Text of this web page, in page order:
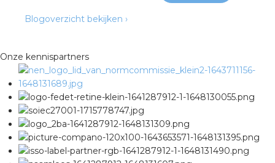
Blogoverzicht bekijken ›
Onze kennispartners